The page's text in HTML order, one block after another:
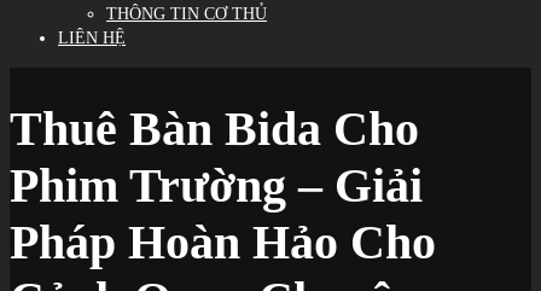
THÔNG TIN CƠ THỦ
LIÊN HỆ
Thuê Bàn Bida Cho
Phim Trường – Giải
Pháp Hoàn Hảo Cho